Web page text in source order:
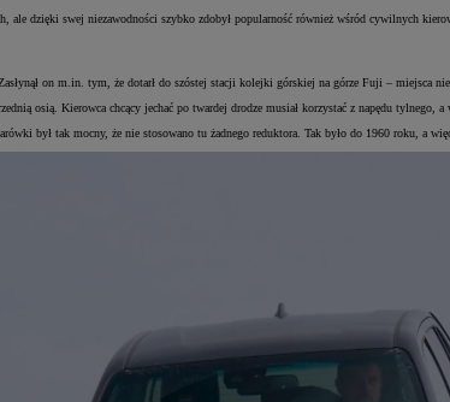
dzięki swej niezawodności szybko zdobył popularność również wśród cywilnych
on m.in. tym, że dotarł do szóstej stacji kolejki górskiej na górze Fuji – miejsca
osią. Kierowca chcący jechać po twardej drodze musiał korzystać z napędu tylnego, a w
był tak mocny, że nie stosowano tu żadnego reduktora. Tak było do 1960 roku, a